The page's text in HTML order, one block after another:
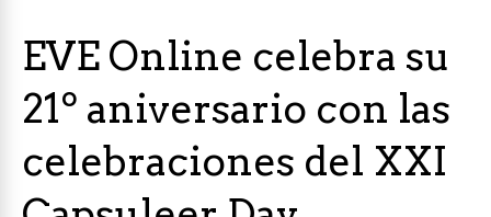
EVE Online celebra su
21º aniversario con las
celebraciones del XXI